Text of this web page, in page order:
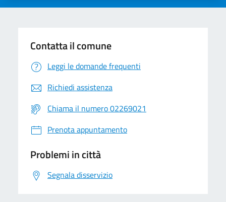
Contatta il comune
Leggi le domande frequenti
Richiedi assistenza
Chiama il numero 02269021
Prenota appuntamento
Problemi in città
Segnala disservizio